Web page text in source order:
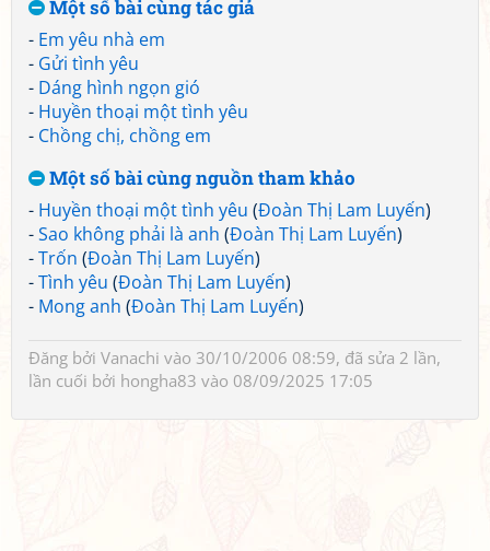
Một số bài cùng tác giả
- Em yêu nhà em
- Gửi tình yêu
- Dáng hình ngọn gió
- Huyền thoại một tình yêu
- Chồng chị, chồng em
Một số bài cùng nguồn tham khảo
- Huyền thoại một tình yêu (Đoàn Thị Lam Luyến)
-Sao không phải là anh (Đoàn Thị Lam Luyến)
-Trốn (Đoàn Thị Lam Luyến)
-Tình yêu (Đoàn Thị Lam Luyến)
- Mong anh (Đoàn Thị Lam Luyến)
Đăng bởi Vanachi vào 30/10/2006 08:59, đã sửa 2 lần,
lần cuối bởi hongha83 vào 08/09/2025 17:05